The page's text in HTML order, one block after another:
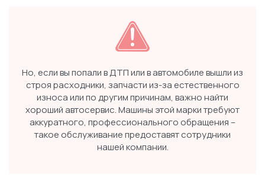
Но, если вы попали в ДТП или в автомобиле вышли из
строя расходники, запчасти из-за естественного
износа или по другим причинам, важно найти
хороший автосервис. Машины этой марки требуют
аккуратного, профессионального обращения –
такое обслуживание предоставят сотрудники
нашей компании.